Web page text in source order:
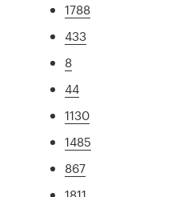
1788
433
8
44
1130
1485
867